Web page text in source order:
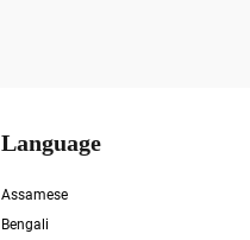
Language
Assamese
Bengali